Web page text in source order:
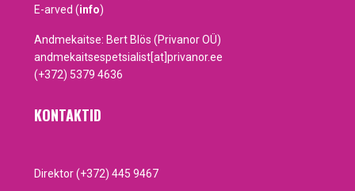
E-arved (info)
Andmekaitse: Bert Blös (Privanor OÜ)
andmekaitsespetsialist[at]privanor.ee
(+372) 5379 4636
KONTAKTID
Direktor (+372) 445 9467